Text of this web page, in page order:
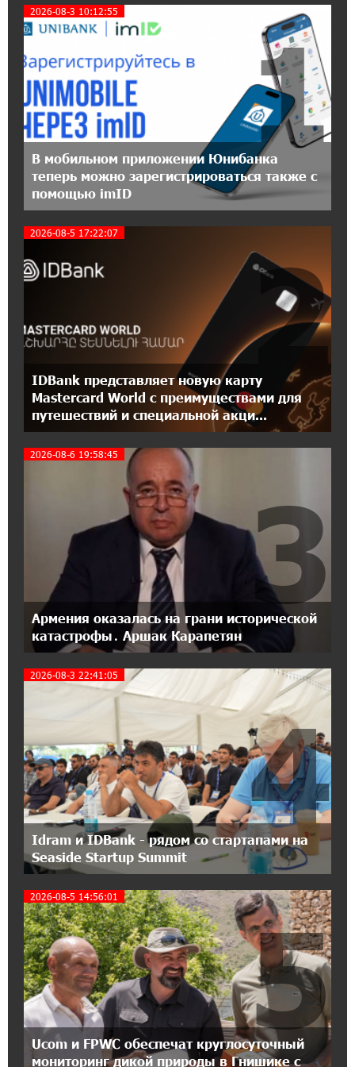
11:30:15 17-07-2026
Ucom и Microsoft Innovation Center помогают
школьникам развивать навыки
кибербезопасности
При поддержке Ucom в Шенаване
установлена солнечная станция мощностью
10 кВт
Юнибанк разыграет поездку в Италию среди
новых держателей карт Mastercard World
«Travel»
Москва–Баку: есть разногласия, но связи
сохраняются. А мы что делаем?
18:04:39 13-07-2026
День благодарности клиентам в Ванадзоре:
17:07:36 11-07-2026
Пашинян замотивирован уничтожить
Армению․ Аршак Карапетян
14:27:40 11-07-2026
«Мой лес Армения» — бенефициар
инициативы «Сила одного драма» в июле
12:56:04 11-07-2026
Станьте акционером Юнибанка и
предложением
IDBank предупреждает о мошеннических
звонках от имени пенсионных фондов
15:50:50 9-07-2026
Небольшой французский уголок в Раздане
при сотрудничестве с Конверс МСБ
Предателя Пашиняна нужно скинуть с трона.
Аршак Карапетян
18:38:14 8-07-2026
Зачем Пашинян полетел в Россию?․ Аршак
Карапетян
17:46:18 8-07-2026
Глава МИД Иордании: Подписание мирного
соглашения между Арменией и
2026-08-3 10:12:55
В мобильном приложении Юнибанка
теперь можно зарегистрироваться также с
помощью imID
1
2026-08-5 17:22:07
IDBank представляет новую карту
Mastercard World с преимуществами для
путешествий и специальной акци...
2
2026-08-6 19:58:45
Армения оказалась на грани исторической
катастрофы․ Аршак Карапетян
3
2026-08-3 22:41:05
Idram и IDBank - рядом со стартапами на
Seaside Startup Summit
4
2026-08-5 14:56:01
Ucom и FPWC обеспечат круглосуточный
мониторинг дикой природы в Гнишике с
5